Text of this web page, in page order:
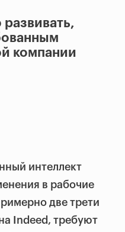
компании
интеллект
в рабочие
две трети
Indeed, требуют